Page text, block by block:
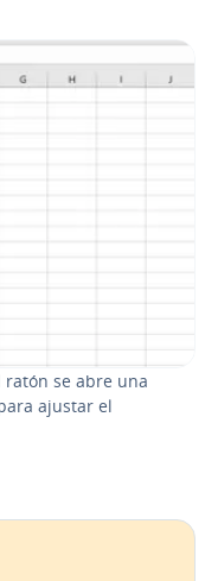
se abre una
ajustar el